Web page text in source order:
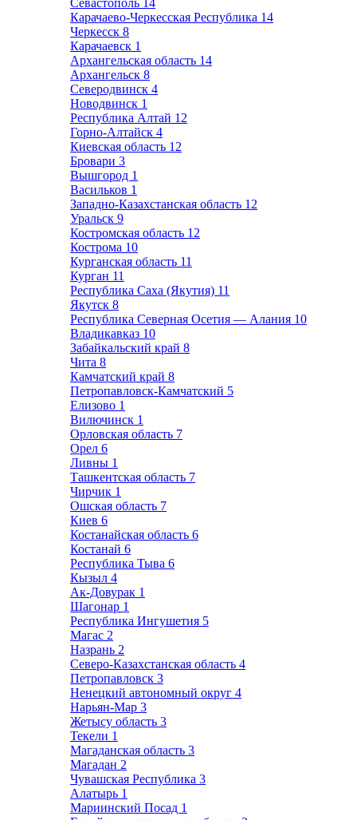
Севастополь 14
Карачаево-Черкесская Республика 14
Черкесск 8
Карачаевск 1
Архангельская область 14
Архангельск 8
Северодвинск 4
Новодвинск 1
Республика Алтай 12
Горно-Алтайск 4
Киевская область 12
Бровари 3
Вышгород 1
Васильков 1
Западно-Казахстанская область 12
Уральск 9
Костромская область 12
Кострома 10
Курганская область 11
Курган 11
Республика Саха (Якутия) 11
Якутск 8
Республика Северная Осетия — Алания 10
Владикавказ 10
Забайкальский край 8
Чита 8
Камчатский край 8
Петропавловск-Камчатский 5
Елизово 1
Вилючинск 1
Орловская область 7
Орел 6
Ливны 1
Ташкентская область 7
Чирчик 1
Ошская область 7
Киев 6
Костанайская область 6
Костанай 6
Республика Тыва 6
Кызыл 4
Ак-Довурак 1
Шагонар 1
Республика Ингушетия 5
Магас 2
Назрань 2
Северо-Казахстанская область 4
Петропавловск 3
Ненецкий автономный округ 4
Нарьян-Мар 3
Жетысу область 3
Текели 1
Магаданская область 3
Магадан 2
Чувашская Республика 3
Алатырь 1
Мариинский Посад 1